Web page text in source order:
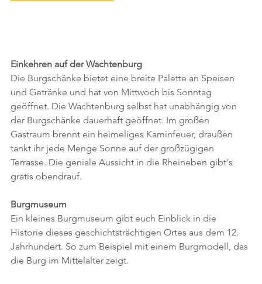
Einkehren auf der Wachtenburg
Die Burgschänke bietet eine breite Palette an Speisen
und Getränke und hat von Mittwoch bis Sonntag
geöffnet. Die Wachtenburg selbst hat unabhängig von
der Burgschänke dauerhaft geöffnet. Im großen
Gastraum brennt ein heimeliges Kaminfeuer, draußen
tankt ihr jede Menge Sonne auf der großzügigen
Terrasse. Die geniale Aussicht in die Rheineben gibt's
gratis obendrauf.
Burgmuseum
Ein kleines Burgmuseum gibt euch Einblick in die
Historie dieses geschichtsträchtigen Ortes aus dem 12.
Jahrhundert. So zum Beispiel mit einem Burgmodell, das
die Burg im Mittelalter zeigt.